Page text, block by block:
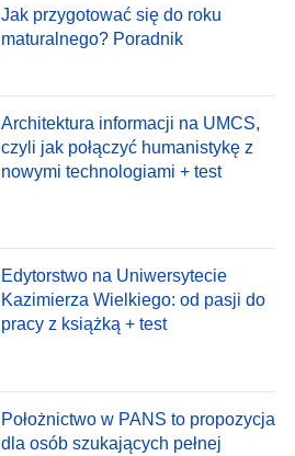
Jak przygotować się do roku
maturalnego? Poradnik
Architektura informacji na UMCS,
czyli jak połączyć humanistykę z
nowymi technologiami + test
Edytorstwo na Uniwersytecie
Kazimierza Wielkiego: od pasji do
pracy z książką + test
Położnictwo w PANS to propozycja
dla osób szukających pełnej